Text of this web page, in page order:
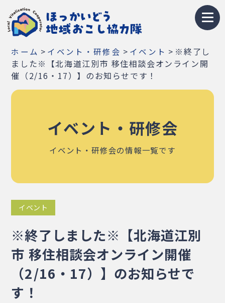
トップページ
地域おこし協力隊とは
募集情報
イベント・研修会
地域紹介
Q&A
・相談窓口・お問合せ
・リンク集
・プライバシーポリシー
・サイトマップ
ホーム > イベント・研修会 > イベント > ※終了し
ました※【北海道江別市 移住相談会オンライン開
催（2/16・17）】のお知らせです！
イベント・研修会
イベント・研修会の情報一覧です
イベント
※終了しました※【北海道江別
市 移住相談会オンライン開催
（2/16・17）】のお知らせで
す！